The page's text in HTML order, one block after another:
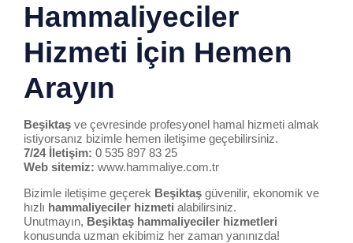
Hammaliyeciler
Hizmeti İçin Hemen
Arayın
Beşiktaş ve çevresinde profesyonel hamal hizmeti almak
istiyorsanız bizimle hemen iletişime geçebilirsiniz.
7/24 İletişim: 0 535 897 83 25
Web sitemiz: www.hammaliye.com.tr
Bizimle iletişime geçerek Beşiktaş güvenilir, ekonomik ve
hızlı hammaliyeciler hizmeti alabilirsiniz.
Unutmayın, Beşiktaş hammaliyeciler hizmetleri
konusunda uzman ekibimiz her zaman yanınızda!